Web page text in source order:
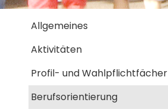
Allgemeines
Aktivitäten
Profil- und Wahlpflichtfächer
Berufsorientierung